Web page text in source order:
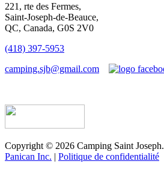
221, rte des Fermes,
Saint-Joseph-de-Beauce,
QC, Canada, G0S 2V0
(418) 397-5953
camping.sjb@gmail.com
Copyright © 2026 Camping Saint Joseph.
Panican Inc. | Politique de confidentialité